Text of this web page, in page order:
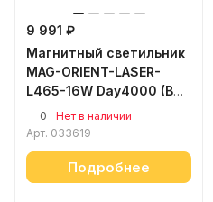
9 991 ₽
Магнитный светильник
MAG-ORIENT-LASER-
L465-16W Day4000 (BK,
24 deg, 48V, DALI)
0
Нет в наличии
Арт. 033619
Подробнее